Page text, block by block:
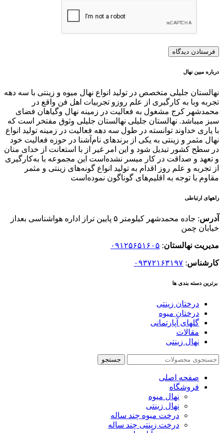
درباره مبین نهال
نهالستان جلیلی متخصص در تولید انواع نهال میوه و زینتی با سه دهه
تجربه وبا به کارگیری از علم روزو تجربیات اهل فن واقع در
محمدشهر کرج مشغول به فعالیت در زمینه نهال وگیاهان فضای
سبز میباشد. نهالستان جلیلی نهالستان جلیلی وثوق مفتخر است که
با یاری خداوند توانسته در طول سه دهه فعالیت در زمینه تولید انواع
نهال مثمر و زینتی به یکی از برندهای نام‌آشنا در حوزه فعالیت خود
در سطح کشور تبدیل شود و این امر غیر از با استعانت از خدای منان
و تعهد و صداقت در کار میسر نشده‌است این مجموعه با به‌کارگیری
از تجربه و علم روز اقدام به تولید انواع گونه‌های زینتی و مثمر
مقاوم با توجه به اقلیم‌های گوناگون نموده‌است
راههای ارتباطی
آدرس
: جاده محمدشهر کیلومتر ۵ پایین تراز اداره هواشناسی بعداز
خیابان چمن
مدیریت نهالستان: ۰۹۱۲۵۶۵۱۶۰۵
کارشناس: ۰۹۳۷۲۱۶۳۱۹۷
برترین دسته بندی ها
درختان زینتی
درختان میوه
گلهای آپارتمانی
مقالات
نهال زینتی
جستجو
صفحه اصلی
فروشگاه
نهال میوه
نهال زینتی
درخت میوه چند ساله
درخت زینتی چند ساله